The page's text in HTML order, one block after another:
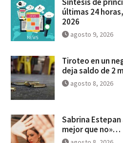
Síntesis de
últimas 24
2026
agosto 9, 2026
Tiroteo en un
deja saldo de 2
agosto 8, 2026
Sabrina Estepan
mejor que no»…